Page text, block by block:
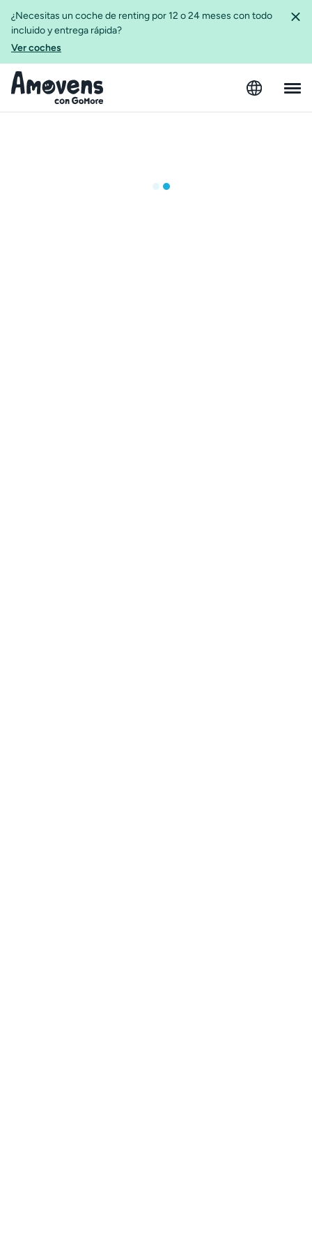
¿Necesitas un coche de renting por 12 o 24 meses con todo
incluido y entrega rápida?
Ver coches